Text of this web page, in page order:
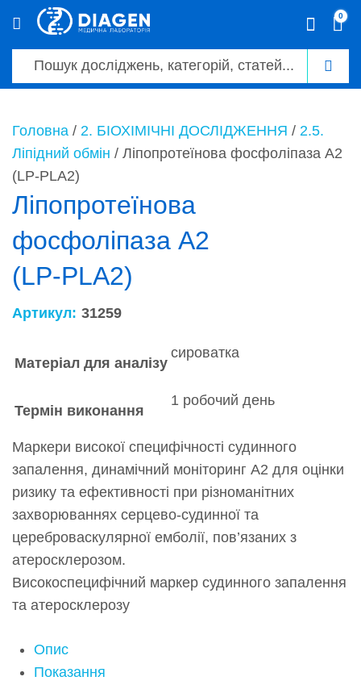
0
Головна / 2. БІОХІМІЧНІ ДОСЛІДЖЕННЯ / 2.5.
Ліпідний обмін / Ліпопротеїнова фосфоліпаза А2
(LP-PLA2)
Ліпопротеїнова
фосфоліпаза А2
(LP-PLA2)
Артикул: 31259
Матеріал для аналізу
сироватка
Термін виконання
1 робочий день
Маркери високої специфічності судинного
запалення, динамічний моніторинг A2 для оцінки
ризику та ефективності при різноманітних
захворюваннях серцево-судинної та
цереброваскулярної емболії, пов’язаних з
атеросклерозом.
Високоспецифічний маркер судинного запалення
та атеросклерозу
Опис
Показання